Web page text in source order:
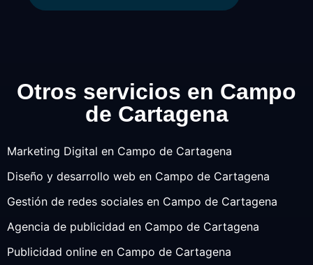
Otros servicios en Campo
de Cartagena
Marketing Digital en Campo de Cartagena
Diseño y desarrollo web en Campo de Cartagena
Gestión de redes sociales en Campo de Cartagena
Agencia de publicidad en Campo de Cartagena
Publicidad online en Campo de Cartagena